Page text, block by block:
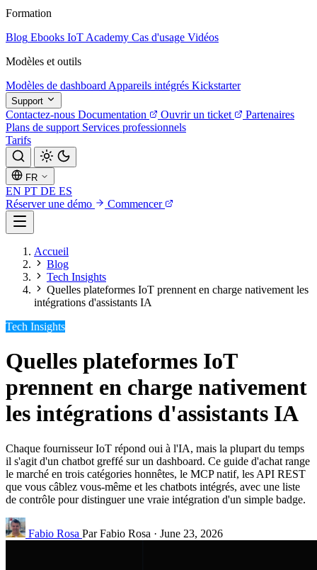
Formation
Blog Ebooks IoT Academy Cas d'usage Vidéos
Modèles et outils
Modèles de dashboard Appareils intégrés Kickstarter
Support
Contactez-nous Documentation Ouvrir un ticket
Partenaires
Plans de support Services professionnels
Tarifs
FR
EN PT DE ES
Réserver une démo
Commencer
Accueil
Blog
Tech Insights
Quelles plateformes IoT prennent en charge nativement les
intégrations d'assistants IA
Tech Insights
Quelles plateformes IoT
prennent en charge nativement
les intégrations d'assistants IA
Chaque fournisseur IoT répond oui à l'IA, mais la plupart du temps
il s'agit d'un chatbot greffé sur un dashboard. Ce guide d'achat range
le marché en trois catégories honnêtes, le MCP natif, les API REST
que vous câblez vous-même et les chatbots intégrés, avec une liste
de contrôle pour distinguer une vraie intégration d'un simple badge.
Fabio Rosa Par Fabio Rosa · June 23, 2026